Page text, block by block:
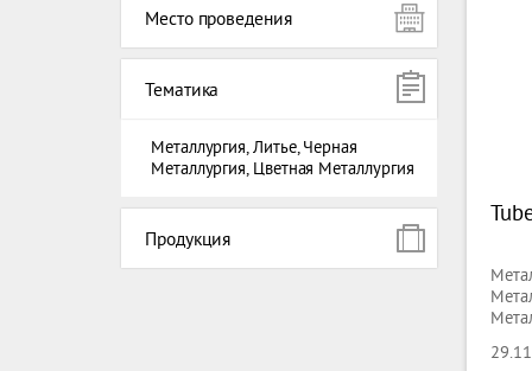
Место проведения
Тематика
Металлургия, Литье, Черная
Металлургия, Цветная Металлургия
Продукция